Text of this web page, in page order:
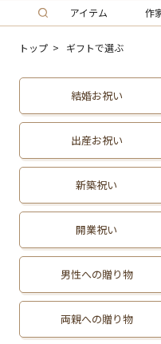
アイテム 作
トップ ギフトで選ぶ
結婚お祝い
出産お祝い
新築祝い
開業祝い
男性への贈り物
両親への贈り物